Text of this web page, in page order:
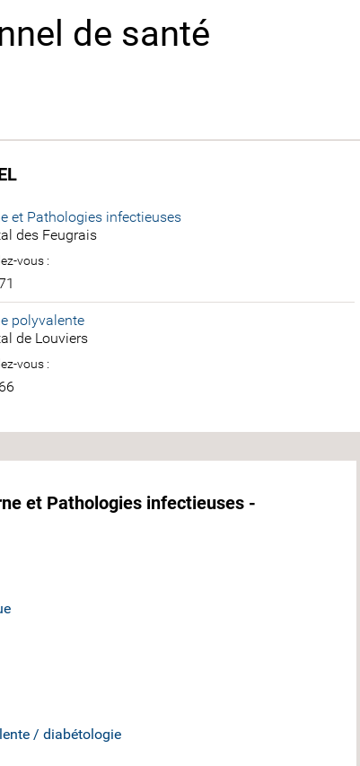
de santé
et Pathologies infectieuses
des Feugrais
vous :
polyvalente
de Louviers
vous :
et Pathologies infectieuses -
/ diabétologie